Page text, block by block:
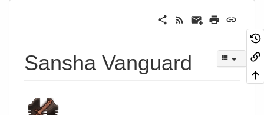
Sansha Vanguard